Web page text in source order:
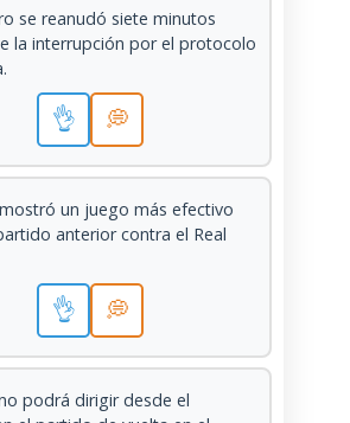
se reanudó siete minutos
la interrupción por el protocolo
👌 💭
un juego más efectivo
anterior contra el Real
👌 💭
podrá dirigir desde el